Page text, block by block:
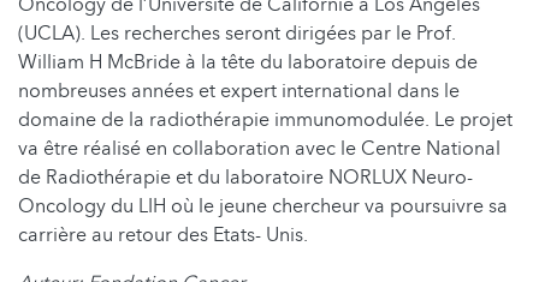
(UCLA). Les recherches seront dirigées par le Prof.
William H McBride à la tête du laboratoire depuis de
nombreuses années et expert international dans le
domaine de la radiothérapie immunomodulée. Le projet
va être réalisé en collaboration avec le Centre National
de Radiothérapie et du laboratoire NORLUX Neuro-
Oncology du LIH où le jeune chercheur va poursuivre sa
carrière au retour des Etats- Unis.